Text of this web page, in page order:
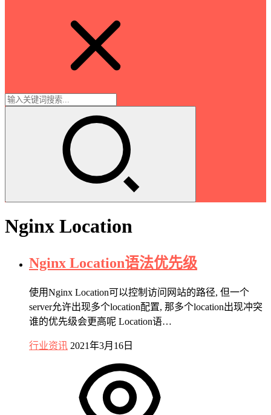
Nginx Location
Nginx Location语法优先级
使用Nginx Location可以控制访问网站的路径, 但一个
server允许出现多个location配置, 那多个location出现冲突
谁的优先级会更高呢 Location语…
行业资讯 2021年3月16日